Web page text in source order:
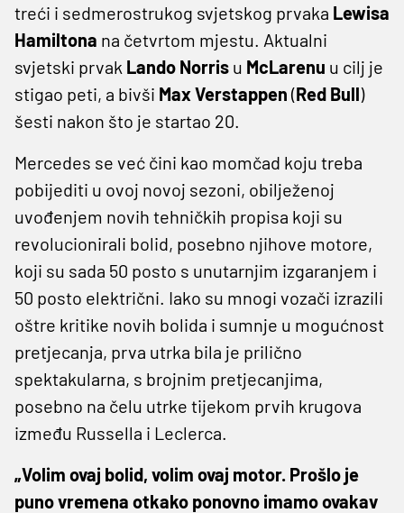
treći i sedmerostrukog svjetskog prvaka Lewisa
Hamiltona na četvrtom mjestu. Aktualni
svjetski prvak Lando Norris u McLarenu u cilj je
stigao peti, a bivši Max Verstappen (Red Bull)
šesti nakon što je startao 20.
Mercedes se već čini kao momčad koju treba
pobijediti u ovoj novoj sezoni, obilježenoj
uvođenjem novih tehničkih propisa koji su
revolucionirali bolid, posebno njihove motore,
koji su sada 50 posto s unutarnjim izgaranjem i
50 posto električni. Iako su mnogi vozači izrazili
oštre kritike novih bolida i sumnje u mogućnost
pretjecanja, prva utrka bila je prilično
spektakularna, s brojnim pretjecanjima,
posebno na čelu utrke tijekom prvih krugova
između Russella i Leclerca.
„Volim ovaj bolid, volim ovaj motor. Prošlo je
puno vremena otkako ponovno imamo ovakav